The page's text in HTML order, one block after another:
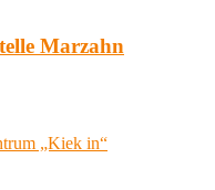
Marzahn
„Kiek in“